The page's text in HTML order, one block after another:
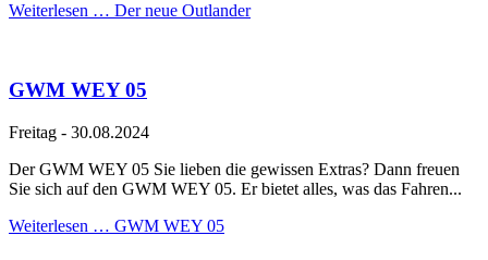
Weiterlesen … Der neue Outlander
GWM WEY 05
Freitag - 30.08.2024
Der GWM WEY 05 Sie lieben die gewissen Extras? Dann freuen
Sie sich auf den GWM WEY 05. Er bietet alles, was das Fahren...
Weiterlesen … GWM WEY 05